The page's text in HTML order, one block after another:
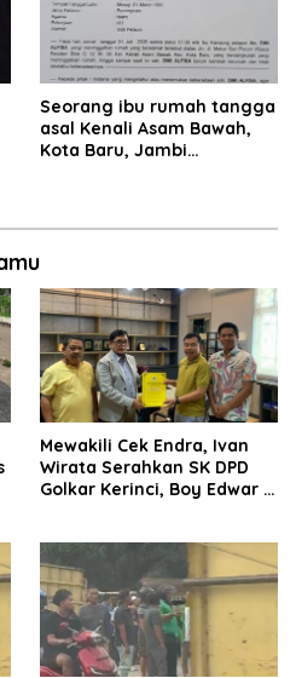
Seorang ibu rumah tangga
asal Kenali Asam Bawah,
Kota Baru, Jambi
diketahui.
Mewakili Cek Endra, Ivan
Wirata Serahkan SK DPD
Golkar Kerinci, Boy Edwar :